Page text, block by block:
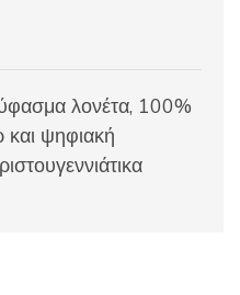
λονέτα, 100%
ψηφιακή